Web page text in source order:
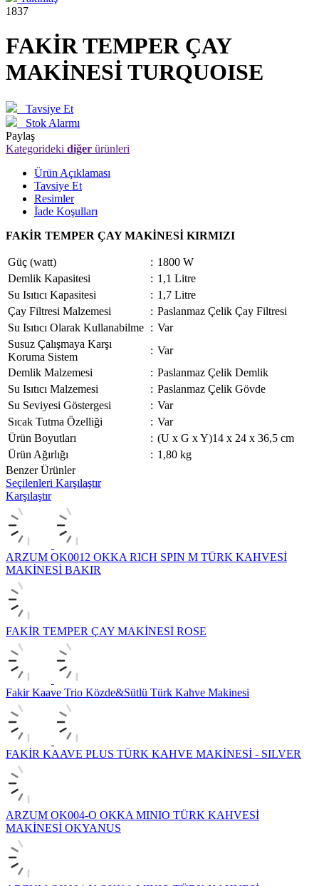
1837
FAKİR TEMPER ÇAY
MAKİNESİ TURQUOISE
Tavsiye Et
Stok Alarmı
Paylaş
Kategorideki diğer ürünleri
Ürün Açıklaması
Tavsiye Et
Resimler
İade Koşulları
FAKİR TEMPER ÇAY MAKİNESİ KIRMIZI
Güç (watt) : 1800 W
Demlik Kapasitesi
: 1,1 Litre
Su Isıtıcı Kapasitesi
: 1,7 Litre
Çay Filtresi Malzemesi
: Paslanmaz Çelik Çay Filtresi
Su Isıtıcı Olarak Kullanabilme : Var
Susuz Çalışmaya Karşı
Koruma Sistem
: Var
Demlik Malzemesi
: Paslanmaz Çelik Demlik
Su Isıtıcı Malzemesi
: Paslanmaz Çelik Gövde
Su Seviyesi Göstergesi
: Var
Sıcak Tutma Özelliği
: Var
Ürün Boyutları
: (U x G x Y)14 x 24 x 36,5 cm
Ürün Ağırlığı
: 1,80 kg
Benzer Ürünler
Seçilenleri Karşılaştır
Karşılaştır
ARZUM OK0012 OKKA RICH SPIN M TÜRK KAHVESİ
MAKİNESİ BAKIR
FAKİR TEMPER ÇAY MAKİNESİ ROSE
Fakir Kaave Trio Közde&Sütlü Türk Kahve Makinesi
FAKİR KAAVE PLUS TÜRK KAHVE MAKİNESİ - SILVER
ARZUM OK004-O OKKA MINIO TÜRK KAHVESİ
MAKİNESİ OKYANUS